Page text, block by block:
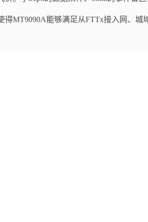
得MT9090A能够满足从FTTx接入网、城